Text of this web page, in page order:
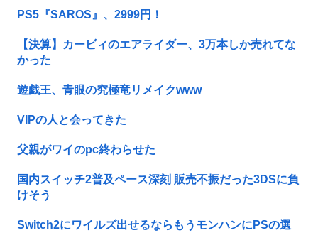
PS5『SAROS』、2999円！
【決算】カービィのエアライダー、3万本しか売れてな
かった
遊戯王、青眼の究極竜リメイクwww
VIPの人と会ってきた
父親がワイのpc終わらせた
国内スイッチ2普及ペース深刻 販売不振だった3DSに負
けそう
Switch2にワイルズ出せるならもうモンハンにPSの選